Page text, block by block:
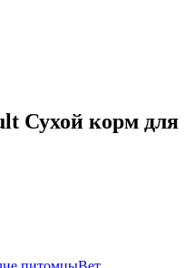
Сухой корм для